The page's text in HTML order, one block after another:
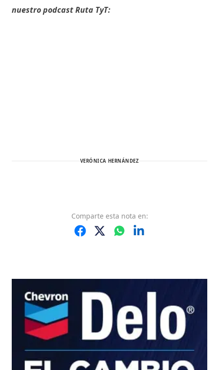
nuestro podcast Ruta TyT:
VERÓNICA HERNÁNDEZ
Comparte esta nota en: